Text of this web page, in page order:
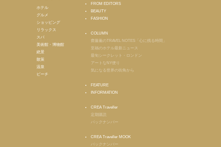
ホテル
グルメ
ショッピング
リラックス
スパ
美術館・博物館
絶景
散策
温泉
ビーチ
FROM EDITORS
BEAUTY
FASHION
COLUMN
齋藤薫のTRAVEL NOTES「心に残る時間」
至福のホテル最新ニュース
最旬シークレット・ロンドン
アートなNY便り
気になる世界の街角から
FEATURE
INFORMATION
CREA Traveller
定期購読
バックナンバー
CREA Traveller MOOK
バックナンバー